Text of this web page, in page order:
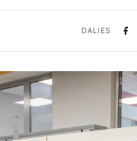
DALIES